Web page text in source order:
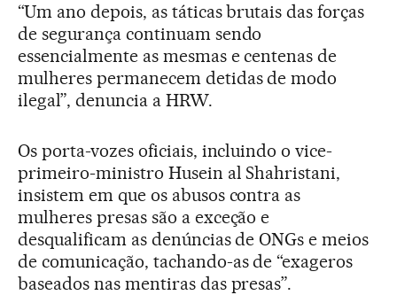
“Um ano depois, as táticas brutais das forças
de segurança continuam sendo
essencialmente as mesmas e centenas de
mulheres permanecem detidas de modo
ilegal”, denuncia a HRW.
Os porta-vozes oficiais, incluindo o vice-
primeiro-ministro Husein al Shahristani,
insistem em que os abusos contra as
mulheres presas são a exceção e
desqualificam as denúncias de ONGs e meios
de comunicação, tachando-as de “exageros
baseados nas mentiras das presas”.